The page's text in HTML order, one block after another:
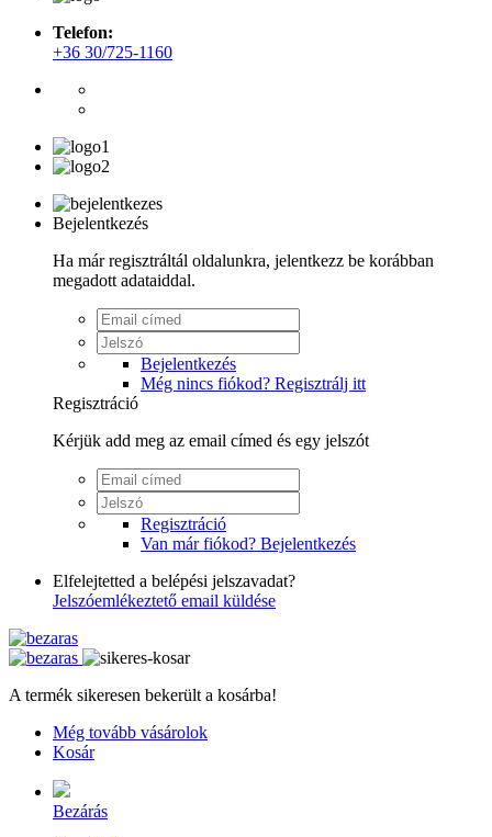
Telefon:
+36 30/725-1160
Bejelentkezés
Ha már regisztráltál oldalunkra, jelentkezz be korábban
megadott adataiddal.
Bejelentkezés
Még nincs fiókod? Regisztrálj itt
Regisztráció
Kérjük add meg az email címed és egy jelszót
Regisztráció
Van már fiókod? Bejelentkezés
Elfelejtetted a belépési jelszavadat?
Jelszóemlékeztető email küldése
A termék sikeresen bekerült a kosárba!
Még tovább vásárolok
Kosár
Bezárás